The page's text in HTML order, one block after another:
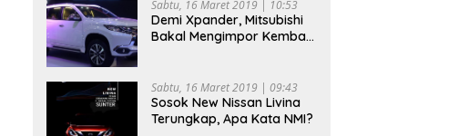
Sabtu, 16 Maret 2019 | 10:53
Demi Xpander, Mitsubishi
Bakal Mengimpor Kembali
Sabtu, 16 Maret 2019 | 09:43
Sosok New Nissan Livina
Terungkap, Apa Kata NMI?